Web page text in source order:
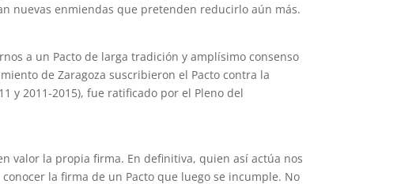
nuevas enmiendas que pretenden reducirlo aún más.
a un Pacto de larga tradición y amplísimo consenso
de Zaragoza suscribieron el Pacto contra la
y 2011-2015), fue ratificado por el Pleno del
valor la propia firma. En definitiva, quien así actúa nos
la firma de un Pacto que luego se incumple. No